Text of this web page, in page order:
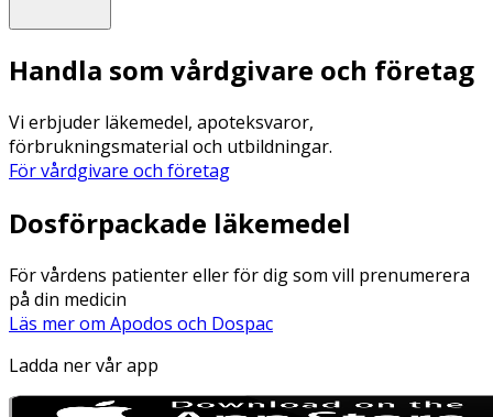
Handla som vårdgivare och företag
Vi erbjuder läkemedel, apoteksvaror,
förbrukningsmaterial och utbildningar.
För vårdgivare och företag
Dosförpackade läkemedel
För vårdens patienter eller för dig som vill prenumerera
på din medicin
Läs mer om Apodos och Dospac
Ladda ner vår app